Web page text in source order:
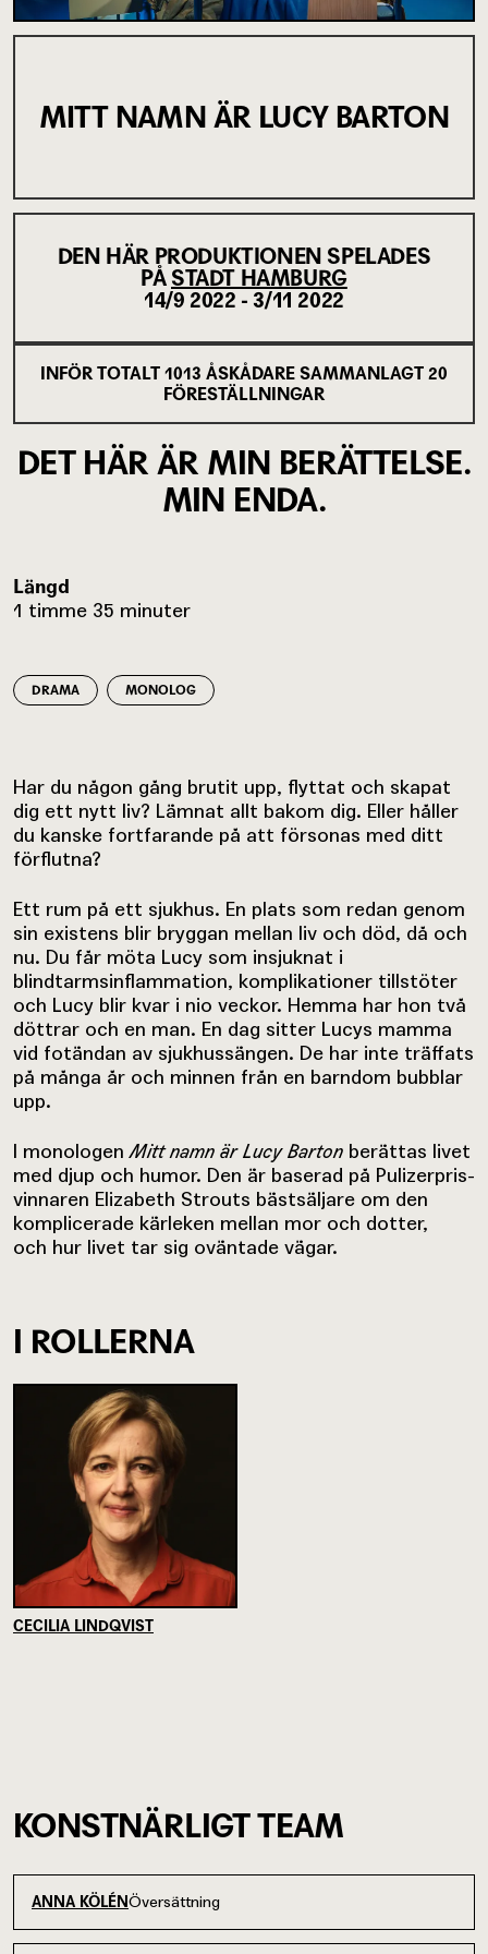
MITT NAMN ÄR LUCY BARTON
DEN HÄR PRODUKTIONEN SPELADES
PÅ STADT HAMBURG
14/9 2022 - 3/11 2022
INFÖR TOTALT 1013 ÅSKÅDARE SAMMANLAGT 20
FÖRESTÄLLNINGAR
DET HÄR ÄR MIN BERÄTTELSE.
MIN ENDA.
Längd
1 timme 35 minuter
DRAMA MONOLOG
Har du någon gång brutit upp, flyttat och skapat
dig ett nytt liv? Lämnat allt bakom dig. Eller håller
du kanske fortfarande på att försonas med ditt
förflutna?
Ett rum på ett sjukhus. En plats som redan genom
sin existens blir bryggan mellan liv och död, då och
nu. Du får möta Lucy som insjuknat i
blindtarmsinflammation, komplikationer tillstöter
och Lucy blir kvar i nio veckor. Hemma har hon två
döttrar och en man. En dag sitter Lucys mamma
vid fotändan av sjukhussängen. De har inte träffats
på många år och minnen från en barndom bubblar
upp.
I monologenMitt namn är Lucy Barton berättas livet
med djup och humor. Den är baserad på Pulizerpris-
vinnaren Elizabeth Strouts bästsäljare om den
komplicerade kärleken mellan mor och dotter,
och hur livet tar sig oväntade vägar.
I ROLLERNA
CECILIA LINDQVIST
KONSTNÄRLIGT TEAM
ANNA KÖLÉNÖversättning